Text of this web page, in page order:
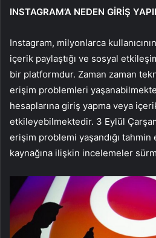
INSTAGRAM’A NEDEN GİRİŞ
Instagram, milyonlarca
içerik paylaştığı ve sosyal
bir platformdur. Zaman zaman
erişim problemleri
hesaplarına giriş yapma veya
etkileyebilmektedir. 3 Eylül
erişim problemi yaşandığı
kaynağına ilişkin incelemeler